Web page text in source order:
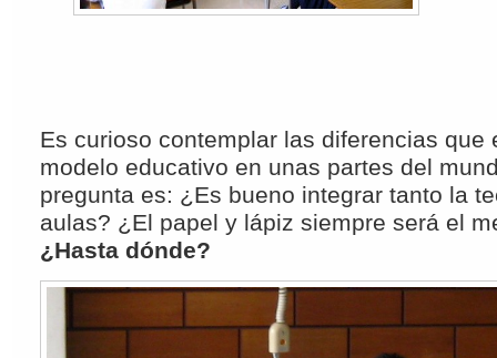
Es curioso contemplar las diferencias que
modelo educativo en unas partes del
pregunta es: ¿Es bueno integrar tanto la
aulas? ¿El papel y lápiz siempre será el
¿Hasta dónde?